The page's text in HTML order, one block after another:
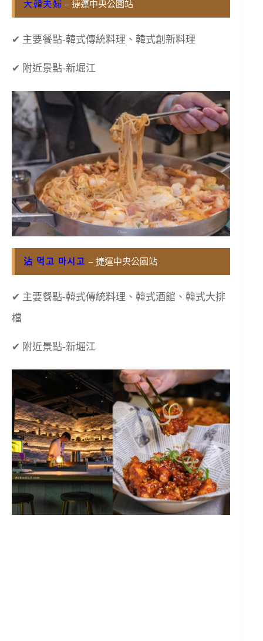
大韓夫婦 – 捷運中央公園站
✔ 主要餐點-韓式傳統料理、韓式創新料理
✔ 附近景點-新堀江
沾 먹고 마시고 – 捷運中央公園站
✔ 主要餐點-韓式傳統料理、韓式酒館、韓式大排
檔
✔ 附近景點-新堀江